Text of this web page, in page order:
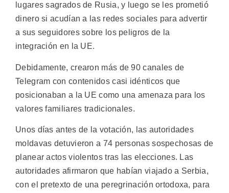
lugares sagrados de Rusia, y luego se les prometió
dinero si acudían a las redes sociales para advertir
a sus seguidores sobre los peligros de la
integración en la UE.
Debidamente, crearon más de 90 canales de
Telegram con contenidos casi idénticos que
posicionaban a la UE como una amenaza para los
valores familiares tradicionales.
Unos días antes de la votación, las autoridades
moldavas detuvieron a 74 personas sospechosas de
planear actos violentos tras las elecciones. Las
autoridades afirmaron que habían viajado a Serbia,
con el pretexto de una peregrinación ortodoxa, para